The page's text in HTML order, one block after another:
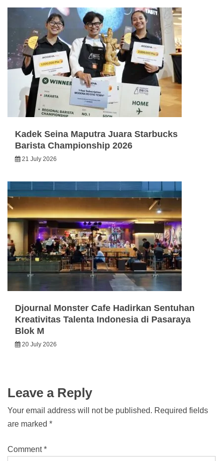
Kadek Seina Maputra Juara Starbucks
Barista Championship 2026
21 July 2026
Djournal Monster Cafe Hadirkan Sentuhan
Kreativitas Talenta Indonesia di Pasaraya
Blok M
20 July 2026
Leave a Reply
Your email address will not be published. Required fields
are marked *
Comment*